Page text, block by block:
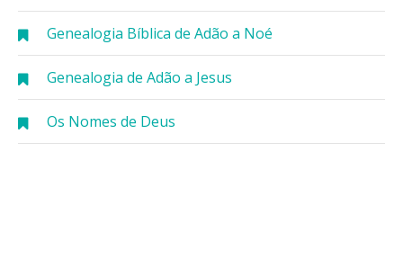
Genealogia Bíblica de Adão a Noé
Genealogia de Adão a Jesus
Os Nomes de Deus